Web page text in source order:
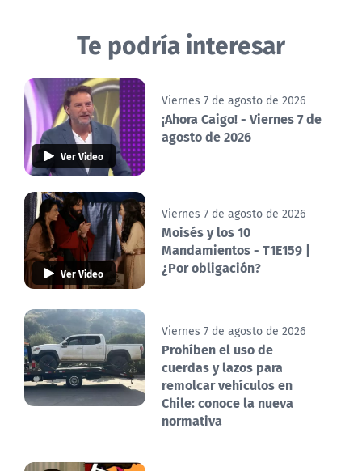
Te podría interesar
Ver Video
Viernes 7 de agosto de 2026
¡Ahora Caigo! - Viernes 7 de
agosto de 2026
Ver Video
Viernes 7 de agosto de 2026
Moisés y los 10
Mandamientos - T1E159 |
¿Por obligación?
Viernes 7 de agosto de 2026
Prohíben el uso de
cuerdas y lazos para
remolcar vehículos en
Chile: conoce la nueva
normativa